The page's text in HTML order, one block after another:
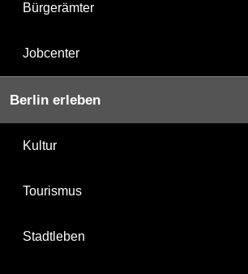
Bürgerämter
Jobcenter
Berlin erleben
Kultur
Tourismus
Stadtleben